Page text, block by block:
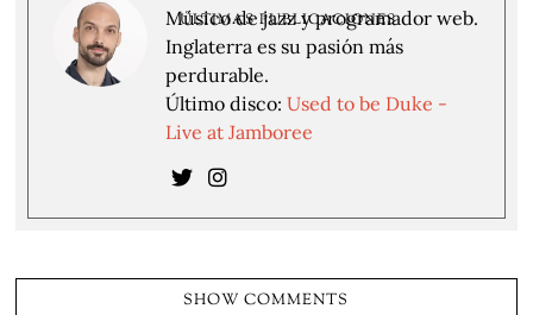
ÚLTIMAS PUBLICACIONES
Músico de jazz y programador web.
Inglaterra es su pasión más
perdurable.
Último disco: Used to be Duke -
Live at Jamboree
SHOW COMMENTS